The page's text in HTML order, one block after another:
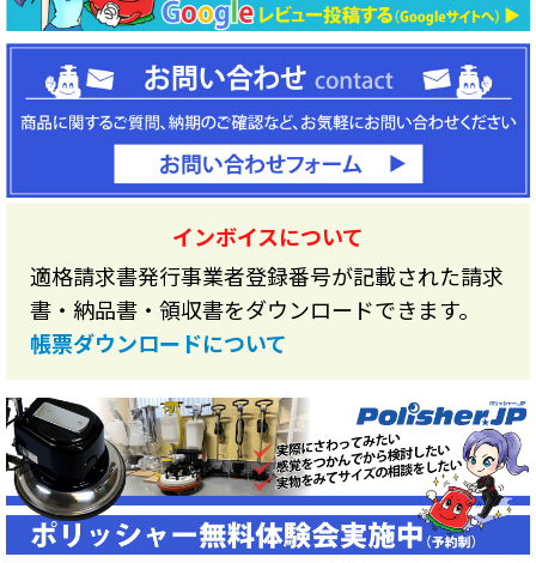
インボイスについて
適格請求書発行事業者登録番号が記載された請求
書・納品書・領収書をダウンロードできます。
帳票ダウンロードについて